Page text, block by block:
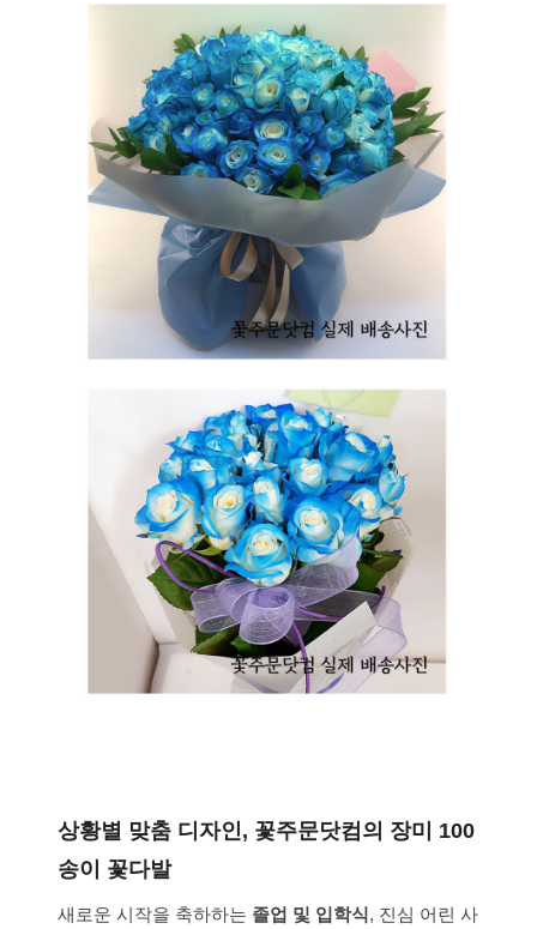
상황별 맞춤 디자인, 꽃주문닷컴의 장미 100
송이 꽃다발
새로운 시작을 축하하는 졸업 및 입학식, 진심 어린 사